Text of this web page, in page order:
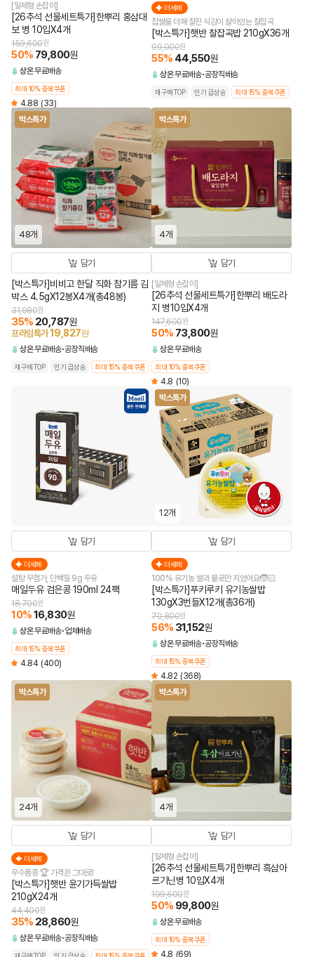
[일체형 손잡이]
[26추석 선물세트특가]한뿌리 홍삼대
보 병 10입X4개
159,600원
50% 79,800원
상온무료배송
최대 10% 중복쿠폰
4.88 (33)
더세페
찹쌀을 더해 찰진 식감이 살아있는 찰잡곡
[박스특가]햇반 찰잡곡밥 210gX36개
99,000원
55% 44,550원
상온무료배송 공장직배송
재구매TOP 인기 급상승 최대 15% 중복쿠폰
박스특가
48개
담기
[박스특가]비비고 한달 직화 참기름 김
박스 4.5gX12봉X4개(총48봉)
31,980원
35% 20,787원
프라임특가19,827원
상온무료배송 공장직배송
재구매TOP 인기 급상승 최대 15% 중복쿠폰
박스특가
4개
담기
[일체형 손잡이]
[26추석 선물세트특가]한뿌리 배도라
지 병10입X4개
147,600원
50% 73,800원
상온무료배송
최대 10% 중복쿠폰
4.8 (10)
담기
더세페
설탕 무첨가, 단백질 9g 두유
매일두유 검은콩 190ml 24팩
18,700원
10%16,830원
상온무료배송 업체배송
최대 15% 중복쿠폰
4.84 (400)
박스특가
12개
담기
더세페
100% 유기농 쌀과 물로만 지었어요🧒🏻
[박스특가]푸키루키 유기농쌀밥
130gX3번들X12개(총36개)
70,800원
56% 31,152원
상온무료배송 공장직배송
최대 15% 중복쿠폰
4.82 (368)
박스특가
24개
담기
더세페
우수품종 🏆 가격은 그대로!
[박스특가]햇반 윤기가득쌀밥
210gX24개
44,400원
35% 28,860원
상온무료배송 공장직배송
박스특가
4개
담기
[일체형 손잡이]
[26추석 선물세트특가]한뿌리 흑삼아
르기닌병 10입X4개
199,600원
50% 99,800원
상온무료배송
최대 10% 중복쿠폰
4.8 (69)